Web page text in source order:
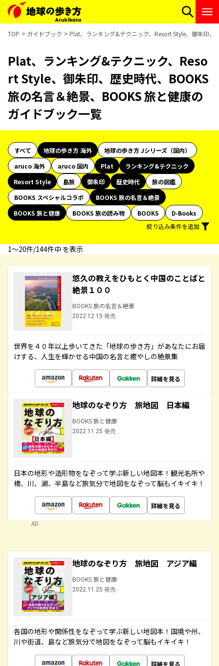
TOP ガイドブック Plat、ランキング&テクニック、Resort Style、御朱印、
Plat、ランキング&テクニック、Reso
rt Style、御朱印、歴史時代、BOOKS
旅の名言＆絶景、BOOKS 旅と健康の
ガイドブック一覧
すべて 地球の歩き方 海外
地球の歩き方 Jシリーズ（国内）
aruco 海外
aruco 国内 Plat
ランキング&テクニック
Resort Style
島旅 御朱印 歴史時代
旅の図鑑
BOOKS スペシャルコラボ
BOOKS 旅の名言＆絶景
BOOKS 旅と健康
BOOKS 旅の読み物 BOOKS
D-Books
絞り込み条件を追加
1〜20件/144件中 を表示
悠久の教えをひもとく中国のことばと
絶景１００
BOOKS 旅の名言＆絶景
2022.12.15 発売
世界を４０年以上歩いてきた「地球の歩き方」があなたにお届
けする、人生を輝かせる中国の名言と癒やしの絶景集
詳細を見る
地球のなぞり方 旅地図 日本編
BOOKS 旅と健康
2022.11.25 発売
日本の地形や造形物をなぞって学ぶ新しい地図本！観光名所や
橋、川、湖、半島など旅気分で地図をなぞって脳もイキイキ！
詳細を見る
AD
地球のなぞり方 旅地図 アジア編
BOOKS 旅と健康
2022.11.25 発売
各国の地形や関係性をなぞって学ぶ新しい地図本！国境や州、
川や街道、島など旅気分で地図をなぞって脳もイキイキ！
詳細を見る